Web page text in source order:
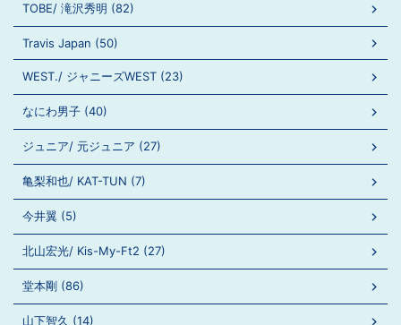
TOBE/ 滝沢秀明 (82)
Travis Japan (50)
WEST./ ジャニーズWEST (23)
なにわ男子 (40)
ジュニア/ 元ジュニア (27)
亀梨和也/ KAT-TUN (7)
今井翼 (5)
北山宏光/ Kis-My-Ft2 (27)
堂本剛 (86)
山下智久 (14)